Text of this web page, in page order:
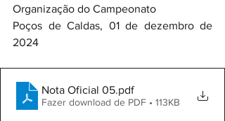
Organização do Campeonato
Poços de Caldas, 01 de dezembro de
2024
Nota Oficial 05.pdf
Fazer download de PDF • 113KB